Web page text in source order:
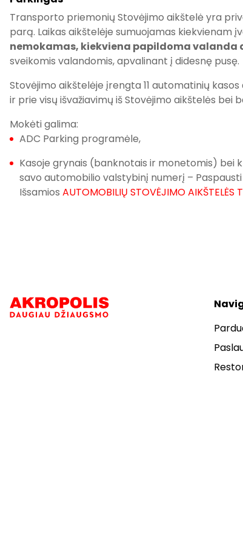
Transporto priemonių Stovėjimo aikštelė yra
parą. Laikas aikštelėje sumuojamas kiekvienam
nemokamas, kiekviena papildoma valanda
sveikomis valandomis, apvalinant į didesnę pusę.
Stovėjimo aikštelėje įrengta 11 automatinių
ir prie visų išvažiavimų iš Stovėjimo aikštelės bei
Mokėti galima:
ADC Parking programėle,
Kasoje grynais (banknotais ir monetomis) bei
savo automobilio valstybinį numerį –
Išsamios AUTOMOBILIŲ STOVĖJIMO AIKŠTELĖS